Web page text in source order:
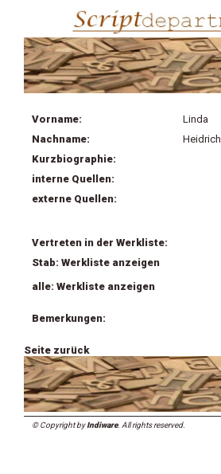
Vorname:
Linda
Nachname:
Heidrich
Kurzbiographie:
interne Quellen:
externe Quellen:
Vertreten in der Werkliste:
Stab: Werkliste anzeigen
alle: Werkliste anzeigen
Bemerkungen:
Seite zurück
© Copyright byIndiware. All rights reserved.